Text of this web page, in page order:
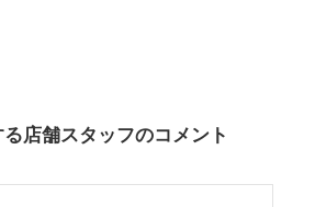
店舗スタッフのコメント